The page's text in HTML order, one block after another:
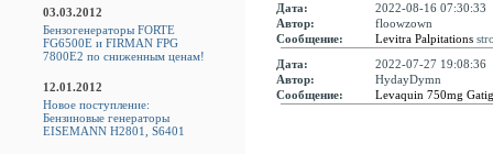
03.03.2012
Бензогенераторы FORTE
FG6500E и FIRMAN FPG
7800E2 по сниженным ценам!
12.01.2012
Новое поступление:
Бензиновые генераторы
EISEMANN H2801, S6401
Дата:
2022-08-16 07:30:33
Автор:
floowzown
Сообщение:
Levitra Palpitations
Дата:
2022-07-27 19:08:36
Автор:
HydayDymn
Сообщение:
Levaquin 750mg